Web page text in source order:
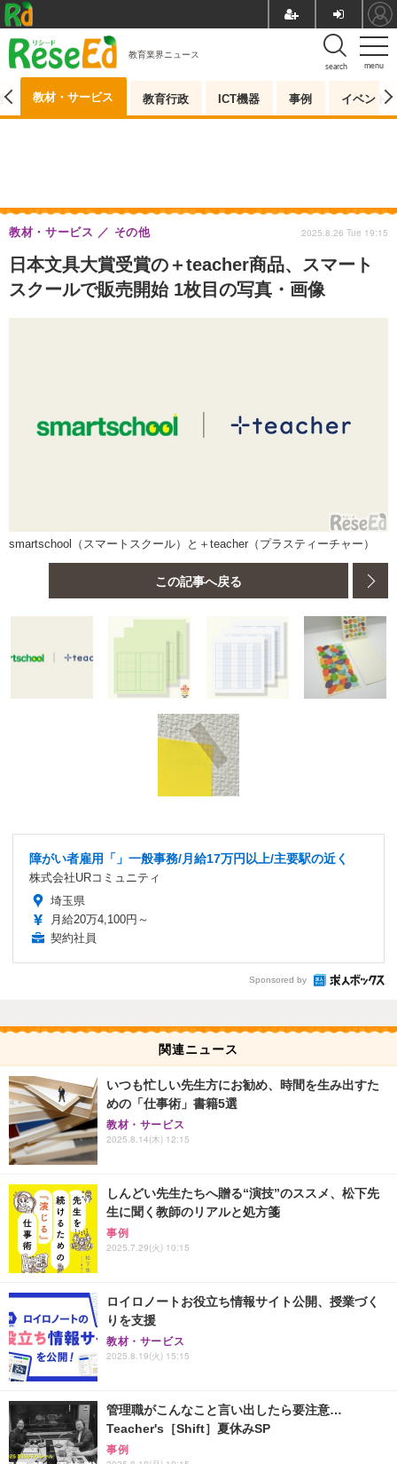
menu
search
教育業界ニュース
教材・サービス 教育行政 ICT機器 事例 イベント
日本文具大賞受賞の＋teacher商品、スマート
スクールで販売開始 1枚目の写真・画像
教材・サービス その他 2025.8.26 Tue 19:15
smartschool（スマートスクール）と＋teacher（プラスティーチャー）
この記事へ戻る
障がい者雇用「」一般事務/月給17万円以上/主要駅の近く
株式会社URコミュニティ
埼玉県
月給20万4,100円～
契約社員
Sponsored by
関連ニュース
いつも忙しい先生方にお勧め、時間を生み出すた
めの「仕事術」書籍5選
教材・サービス
2025.8.14(木) 12:15
しんどい先生たちへ贈る“演技”のススメ、松下先
生に聞く教師のリアルと処方箋
事例
2025.7.29(火) 10:15
ロイロノートお役立ち情報サイト公開、授業づく
りを支援
教材・サービス
2025.8.19(火) 15:15
管理職がこんなこと言い出したら要注意…
Teacher's［Shift］夏休みSP
事例